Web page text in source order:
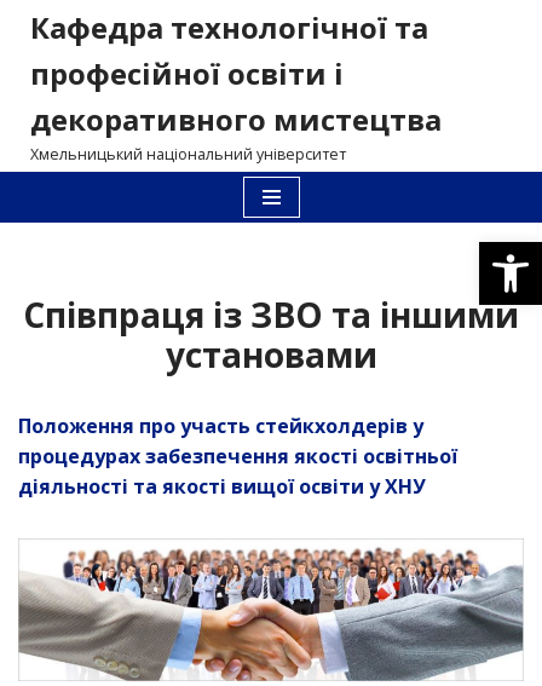
Перейти
вмісту
Кафедра технологічної та
професійної освіти і
декоративного мистецтва
Хмельницький національний університет
Співпраця із ЗВО та іншими
установами
Положення про участь стейкхолдерів у
процедурах забезпечення якості освітньої
діяльності та якості вищої освіти у ХНУ